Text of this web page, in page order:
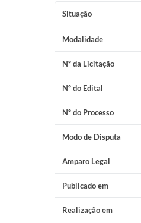
Situação
Modalidade
Nº da Licitação
Nº do Edital
Nº do Processo
Modo de Disputa
Amparo Legal
Publicado em
Realização em